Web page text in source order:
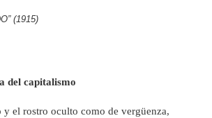
(1915)
del capitalismo
el rostro oculto como de vergüenza,